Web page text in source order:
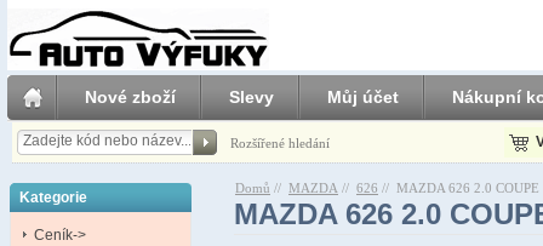
Nové zboží Slevy Můj účet Nákupní
Rozšířené hledání
Kategorie
Ceník->
Domů // MAZDA // 626 // MAZDA 626 2.0
MAZDA 626 2.0